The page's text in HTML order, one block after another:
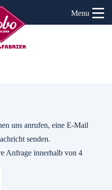
Menu
uns anrufen, eine E-Mail
senden.
Anfrage innerhalb von 4